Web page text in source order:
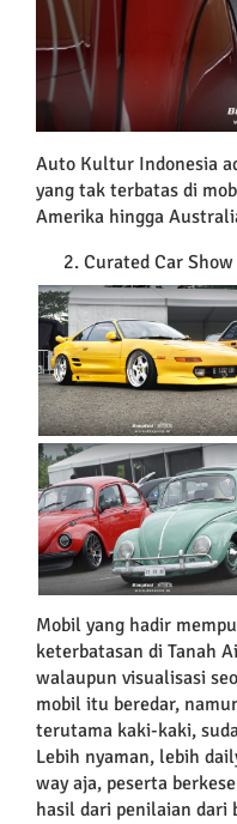
Auto Kultur Indonesia
yang tak terbatas di
Amerika hingga
Curated Car Show
Mobil yang hadir
keterbatasan di Tanah
walaupun visualisasi
mobil itu beredar,
terutama kaki-kaki,
Lebih nyaman, lebih
way aja, peserta
hasil dari penilaian dari